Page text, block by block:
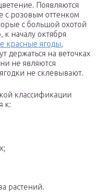
Появляются
с розовым оттенком
с большой охотой
началу октября
красные ягоды,
держаться на веточках
не являются
не склевывают.
классификации
к:
растений.